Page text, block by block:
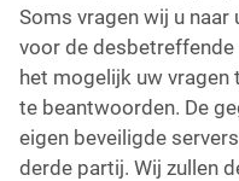
Soms vragen wij u
voor de
het mogelijk uw vragen
te beantwoorden. De
eigen beveiligde
derde partij. Wij zullen